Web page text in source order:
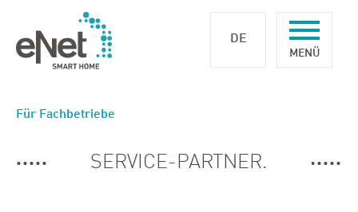
DE
Für Fachbetriebe
SERVICE-PARTNER.